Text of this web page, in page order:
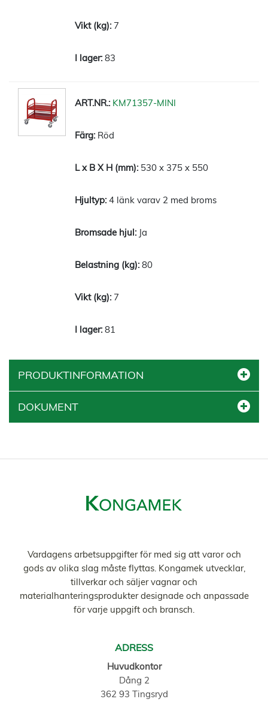
7
83
KM71357-MINI
Röd
530 x 375 x 550
4 länk varav 2 med broms
Ja
80
7
81
PRODUKTINFORMATION
DOKUMENT
Vardagens arbetsuppgifter för med sig att varor och
gods av olika slag måste flyttas. Kongamek utvecklar,
tillverkar och säljer vagnar och
materialhanteringsprodukter designade och anpassade
för varje uppgift och bransch.
ADRESS
Huvudkontor
Dång 2
362 93 Tingsryd